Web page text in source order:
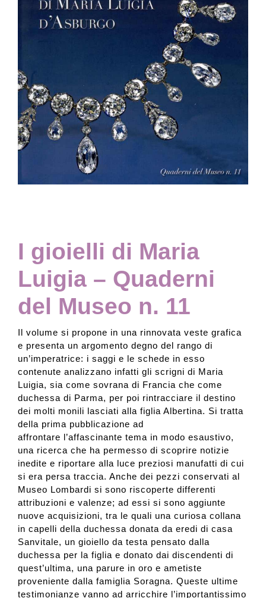
Contatti e biglietti
Accessibilità
Dona
I gioielli di Maria
Luigia – Quaderni
del Museo n. 11
Il volume si propone in una rinnovata veste grafica
e presenta un argomento degno del rango di
un’imperatrice: i saggi e le schede in esso
contenute analizzano infatti gli scrigni di Maria
Luigia, sia come sovrana di Francia che come
duchessa di Parma, per poi rintracciare il destino
dei molti monili lasciati alla figlia Albertina. Si tratta
della prima pubblicazione ad
affrontare l’affascinante tema in modo esaustivo,
una ricerca che ha permesso di scoprire notizie
inedite e riportare alla luce preziosi manufatti di cui
si era persa traccia. Anche dei pezzi conservati al
Museo Lombardi si sono riscoperte differenti
attribuzioni e valenze; ad essi si sono aggiunte
nuove acquisizioni, tra le quali una curiosa collana
in capelli della duchessa donata da eredi di casa
Sanvitale, un gioiello da testa pensato dalla
duchessa per la figlia e donato dai discendenti di
quest’ultima, una parure in oro e ametiste
proveniente dalla famiglia Soragna. Queste ultime
testimonianze vanno ad arricchire l’importantissimo